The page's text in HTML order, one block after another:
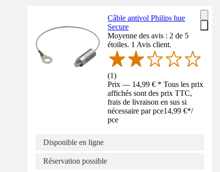
Câble antivol Philips hue
Secure
Moyenne des avis : 2 de 5
étoiles. 1 Avis client.
(1)
Prix — 14,99 € * Tous les prix
affichés sont des prix TTC,
frais de livraison en sus si
nécessaire par pce14,99 €*/
pce
Disponible en ligne
Réservation possible